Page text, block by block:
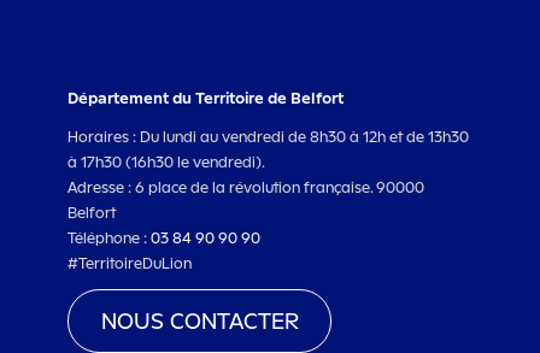
Département du Territoire de Belfort
Horaires : Du lundi au vendredi de 8h30 à 12h et de 13h30
à 17h30 (16h30 le vendredi).
Adresse : 6 place de la révolution française. 90000
Belfort
Téléphone :03 84 90 90 90
#TerritoireDuLion
NOUS CONTACTER